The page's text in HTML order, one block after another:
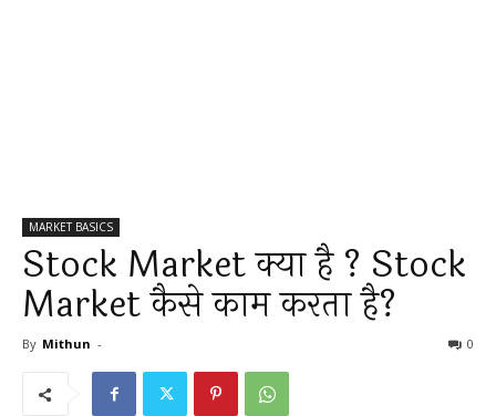
MARKET BASICS
Stock Market क्या है ? Stock
Market कैसे काम करता है?
By Mithun - 0